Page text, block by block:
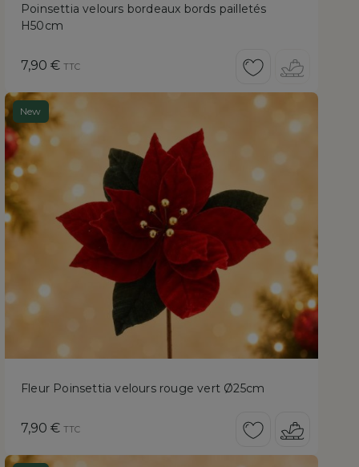
Poinsettia velours bordeaux bords pailletés
H50cm
Prix
7,90 € TTC
New
Fleur Poinsettia velours rouge vert Ø25cm
Prix
7,90 € TTC